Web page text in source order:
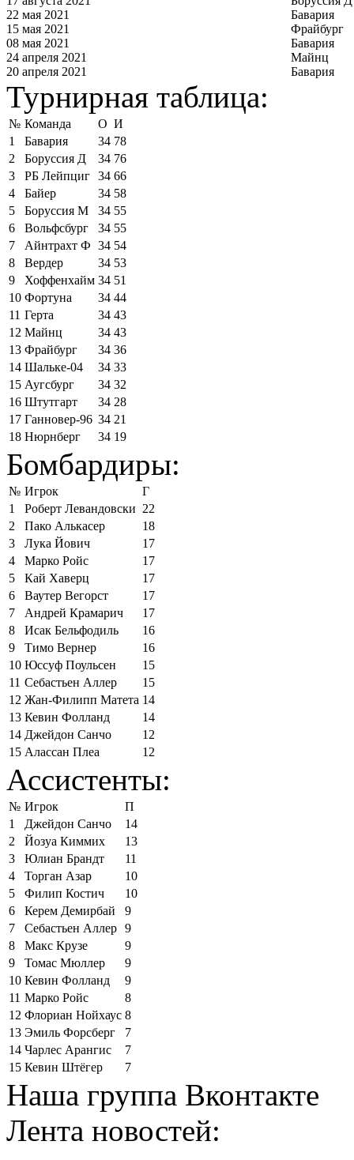
22 мая 2021
Бавария
15 мая 2021
Фрайбург
08 мая 2021
Бавария
24 апреля 2021
Майнц
20 апреля 2021
Бавария
Турнирная таблица:
№ Команда О И
1
Бавария 34 78
2
Боруссия Д 34 76
3
РБ Лейпциг 34 66
4
Байер 34 58
5
Боруссия М 34 55
6
Вольфсбург 34 55
7
Айнтрахт Ф 34 54
8
Вердер 34 53
9
Хоффенхайм 34 51
10 Фортуна 34 44
11 Герта 34 43
12 Майнц 34 43
13 Фрайбург 34 36
14 Шальке-04 34 33
15 Аугсбург 34 32
16 Штутгарт 34 28
17 Ганновер-96 34 21
18 Нюрнберг 34 19
Бомбардиры:
№ Игрок
Г
1
Роберт Левандовски 22
2
Пако Алькасер
18
3
Лука Йович
17
4
Марко Ройс
17
5
Кай Хаверц
17
6
Ваутер Вегорст
17
7
Андрей Крамарич
17
8
Исак Бельфодиль
16
9
Тимо Вернер
16
10 Юссуф Поульсен
15
11 Себастьен Аллер
15
12 Жан-Филипп Матета 14
13 Кевин Фолланд
14
14 Джейдон Санчо
12
15 Алассан Плеа 12
Ассистенты:
№ Игрок
П
1
Джейдон Санчо
14
2
Йозуа Киммих
13
3
Юлиан Брандт
11
4
Торган Азар
10
5
Филип Костич
10
6
Керем Демирбай
9
7
Себастьен Аллер 9
8
Макс Крузе
9
9
Томас Мюллер
9
10 Кевин Фолланд
9
11 Марко Ройс
8
12 Флориан Нойхаус 8
13 Эмиль Форсберг
7
14 Чарлес Арангис
7
15 Кевин Штёгер 7
Наша группа Вконтакте
Лента новостей: